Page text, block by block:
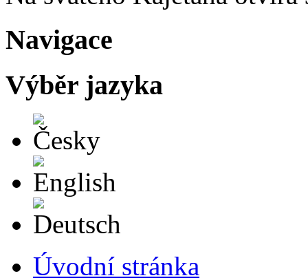
Navigace
Výběr jazyka
Úvodní stránka